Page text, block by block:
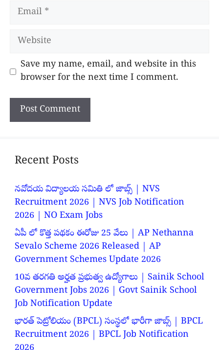
Email
Website
Save my name, email, and website in this
browser for the next time I comment.
Recent Posts
నవోదయ విద్యాలయ సమితి లో జాబ్స్ | NVS
Recruitment 2026 | NVS Job Notification
2026 | NO Exam Jobs
ఏపీ లో కొత్త పథకం ఈరోజు 25 వేలు | AP Nethanna
Sevalo Scheme 2026 Released | AP
Government Schemes Update 2026
10వ తరగతి అర్హత ప్రభుత్వ ఉద్యోగాలు | Sainik School
Government Jobs 2026 | Govt Sainik School
Job Notification Update
భారత్ పెట్రోలియం (BPCL) సంస్థలో భారీగా జాబ్స్ | BPCL
Recruitment 2026 | BPCL Job Notification